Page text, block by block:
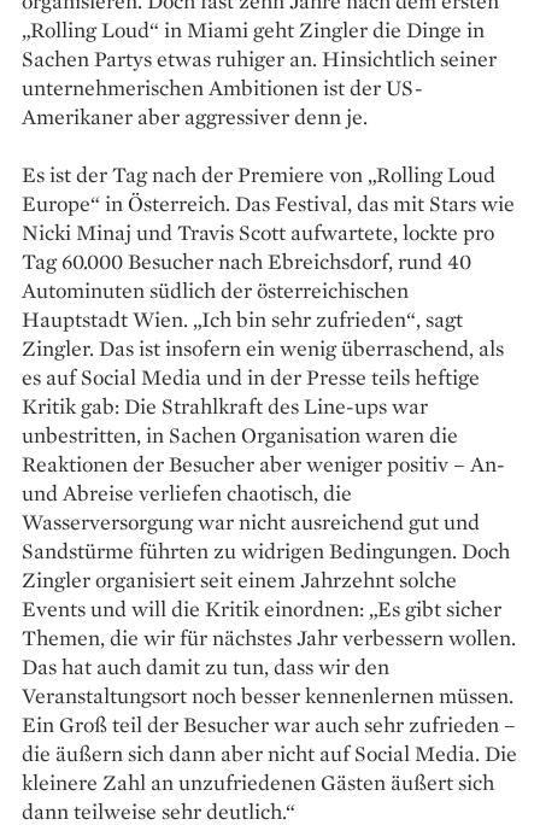
„Rolling Loud“ in Miami geht Zingler die Dinge in
Sachen Partys etwas ruhiger an. Hinsichtlich seiner
unternehmerischen Ambitionen ist der US-
Amerikaner aber aggressiver denn je.
Es ist der Tag nach der Premiere von „Rolling Loud
Europe“ in Österreich. Das Festival, das mit Stars wie
Nicki Minaj und Travis Scott aufwartete, lockte pro
Tag 60.000 Besucher nach Ebreichsdorf, rund 40
Autominuten südlich der österreichischen
Hauptstadt Wien. „Ich bin sehr zufrieden“, sagt
Zingler. Das ist insofern ein wenig überraschend, als
es auf Social Media und in der Presse teils heftige
Kritik gab: Die Strahlkraft des Line-ups war
unbestritten, in Sachen Organisation waren die
Reaktionen der Besucher aber weniger positiv – An-
und Abreise verliefen chaotisch, die
Wasserversorgung war nicht ausreichend gut und
Sandstürme führten zu widrigen Bedingungen. Doch
Zingler organisiert seit einem Jahrzehnt solche
Events und will die Kritik einordnen: „Es gibt sicher
Themen, die wir für nächstes Jahr verbessern wollen.
Das hat auch damit zu tun, dass wir den
Veranstaltungsort noch besser kennenlernen müssen.
Ein Groß teil der Besucher war auch sehr zufrieden –
die äußern sich dann aber nicht auf Social Media. Die
kleinere Zahl an unzufriedenen Gästen äußert sich
dann teilweise sehr deutlich.“